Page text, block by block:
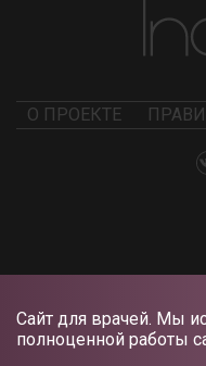
Сайт для врачей. Мы
полноценной работы
О ПРОЕКТЕ